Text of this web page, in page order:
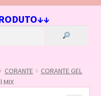
CORANTE
CORANTE GEL
MIX